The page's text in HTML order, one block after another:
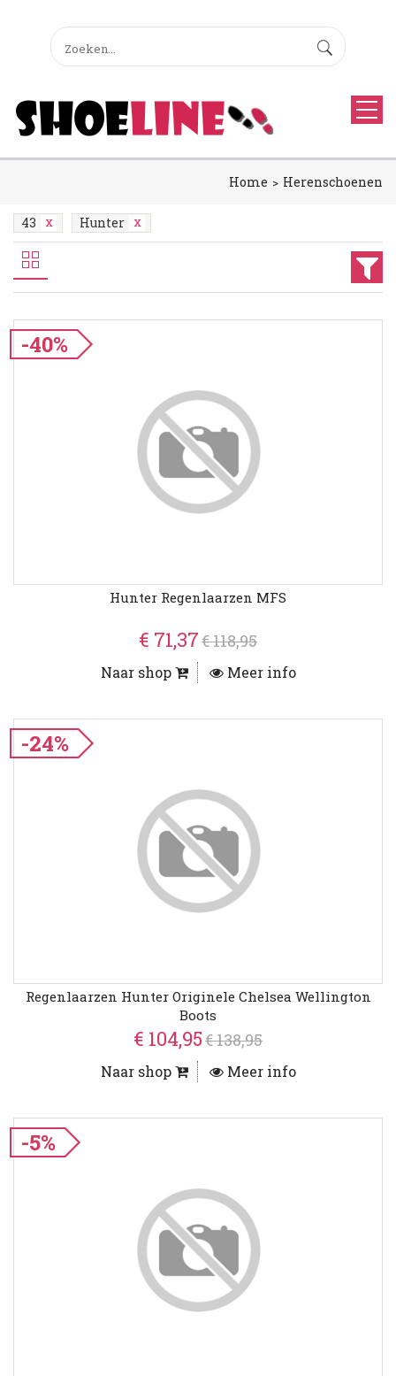
Home Herenschoenen
43 Hunter
-40%
Hunter Regenlaarzen MFS
€ 71,37€ 118,95
Naar shop Meer info
-24%
Regenlaarzen Hunter Originele Chelsea Wellington
Boots
€ 104,95€ 138,95
Naar shop Meer info
-5%